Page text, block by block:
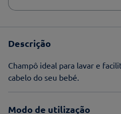
Descrição
Champô ideal para lavar e
cabelo do seu bebé.
Modo de utilização